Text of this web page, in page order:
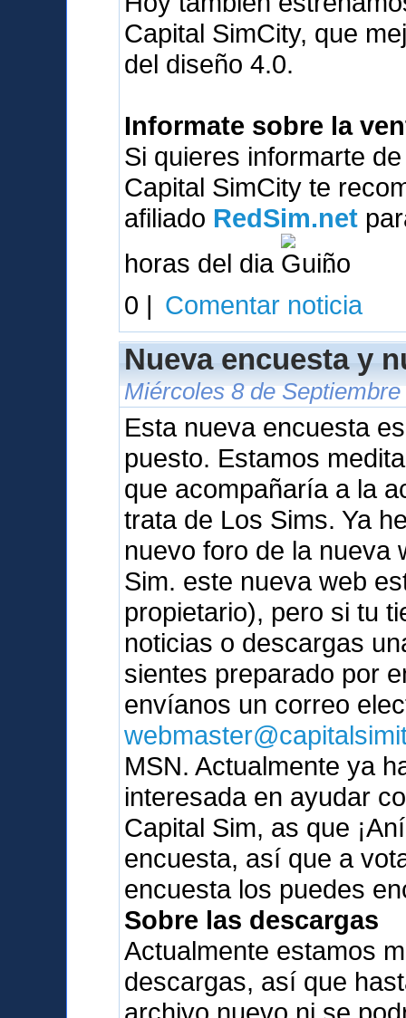
Capital SimCity, que
del diseño 4.0.
Informate sobre la
Si quieres informarte
Capital SimCity te
afiliado RedSim.net
horas del dia
.
0 | Comentar noticia
Nueva encuesta y
Miércoles 8 de
Esta nueva encuesta
puesto. Estamos
que acompañaría a la
trata de Los Sims. Ya
nuevo foro de la nueva
Sim. este nueva web
propietario), pero si tu
noticias o descargas
sientes preparado por
envíanos un correo
MSN. Actualmente ya
interesada en ayudar
Capital Sim, as que
encuesta, así que a
encuesta los puedes
Sobre las descargas
Actualmente estamos
descargas, así que